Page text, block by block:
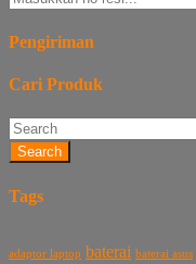
Pengiriman
Cari Produk
Search
Tags
adaptor laptop baterai baterai asus